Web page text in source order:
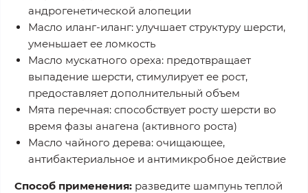
андрогенетической алопеции
Масло иланг-иланг: улучшает структуру шерсти,
уменьшает ее ломкость
Масло мускатного ореха: предотвращает
выпадение шерсти, стимулирует ее рост,
предоставляет дополнительный объем
Мята перечная: способствует росту шерсти во
время фазы анагена (активного роста)
Масло чайного дерева: очищающее,
антибактериальное и антимикробное действие
Способ применения: разведите шампунь теплой